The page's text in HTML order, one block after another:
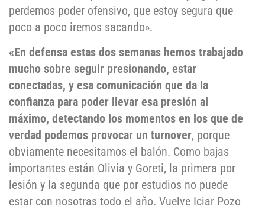
perdemos poder ofensivo, que estoy segura que
poco a poco iremos sacando».
«En defensa estas dos semanas hemos trabajado
mucho sobre seguir presionando, estar
conectadas, y esa comunicación que da la
confianza para poder llevar esa presión al
máximo, detectando los momentos en los que de
verdad podemos provocar un turnover, porque
obviamente necesitamos el balón. Como bajas
importantes están Olivia y Goreti, la primera por
lesión y la segunda que por estudios no puede
estar con nosotras todo el año. Vuelve Iciar Pozo